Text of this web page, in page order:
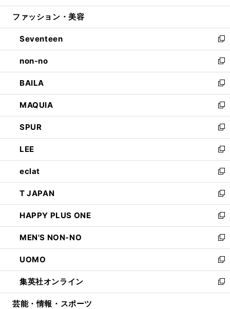
開
ウ
開
く
ン
ウ
で
開
く
ウ
ン
ド
ウ
で
開
く
ファッション・美容
Seventeen
新
し
い
ウ
ィ
ン
ド
ウ
で
開
く
non-no
新
し
い
ウ
ィ
ン
ド
ウ
で
開
く
BAILA
新
し
い
ウ
ィ
ン
ド
ウ
で
開
く
MAQUIA
新
し
い
ウ
ィ
ン
ド
ウ
で
開
く
SPUR
新
し
い
ウ
ィ
ン
ド
ウ
で
開
く
LEE
新
し
い
ウ
ィ
ン
ド
ウ
で
開
く
eclat
新
し
い
ウ
ィ
ン
ド
ウ
で
開
く
T JAPAN
新
し
い
ウ
ィ
ン
ド
ウ
で
開
HAPPY PLUS ONE
新
し
い
ウ
ィ
ン
ド
ウ
MEN'S NON-NO
新
し
い
ウ
ィ
ン
UOMO
新
し
い
ウ
集英社オンライン
新
し
芸能・情報・スポーツ